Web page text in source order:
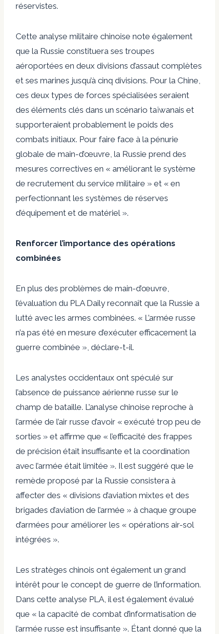
réservistes.
Cette analyse militaire chinoise note également
que la Russie constituera ses troupes
aéroportées en deux divisions d’assaut complètes
et ses marines jusqu’à cinq divisions. Pour la Chine,
ces deux types de forces spécialisées seraient
des éléments clés dans un scénario taïwanais et
supporteraient probablement le poids des
combats initiaux. Pour faire face à la pénurie
globale de main-d’œuvre, la Russie prend des
mesures correctives en « améliorant le système
de recrutement du service militaire » et « en
perfectionnant les systèmes de réserves
d’équipement et de matériel ».
Renforcer l’importance des opérations
combinées
En plus des problèmes de main-d’œuvre,
l’évaluation du PLA Daily reconnaît que la Russie a
lutté avec les armes combinées. « L’armée russe
n’a pas été en mesure d’exécuter efficacement la
guerre combinée », déclare-t-il.
Les analystes occidentaux ont spéculé sur
l’absence de puissance aérienne russe sur le
champ de bataille. L’analyse chinoise reproche à
l’armée de l’air russe d’avoir « exécuté trop peu de
sorties » et affirme que « l’efficacité des frappes
de précision était insuffisante et la coordination
avec l’armée était limitée ». Il est suggéré que le
remède proposé par la Russie consistera à
affecter des « divisions d’aviation mixtes et des
brigades d’aviation de l’armée » à chaque groupe
d’armées pour améliorer les « opérations air-sol
intégrées ».
Les stratèges chinois ont également un grand
intérêt pour le concept de guerre de l’information.
Dans cette analyse PLA, il est également évalué
que « la capacité de combat d’informatisation de
l’armée russe est insuffisante ». Étant donné que la